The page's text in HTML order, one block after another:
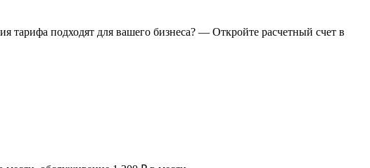
тарифа подходят для вашего бизнеса? — Откройте расчетный счет в